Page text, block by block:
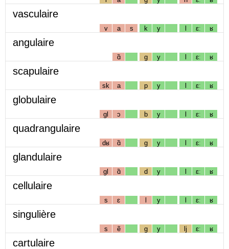
vasculaire
v a s k y l ɛː ʁ
angulaire
ɑ̃ g y l ɛː ʁ
scapulaire
sk a p y l ɛː ʁ
globulaire
gl ɔ b y l ɛː ʁ
quadrangulaire
dʁ ɑ̃ g y l ɛː ʁ
glandulaire
gl ɑ̃ d y l ɛː ʁ
cellulaire
s ɛ l y l ɛː ʁ
singulière
s ẽ g y lj ɛː ʁ
cartulaire